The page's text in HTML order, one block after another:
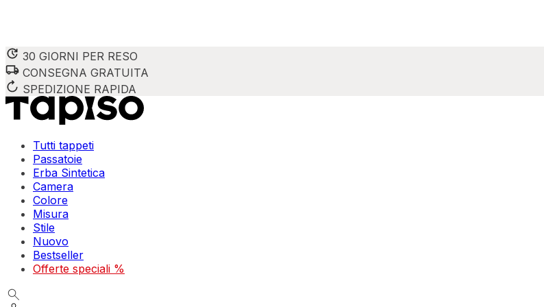
30 GIORNI PER RESO
CONSEGNA GRATUITA
SPEDIZIONE RAPIDA
Tutti tappeti
Passatoie
Erba Sintetica
Camera
Colore
Misura
Stile
Nuovo
Bestseller
Offerte speciali %